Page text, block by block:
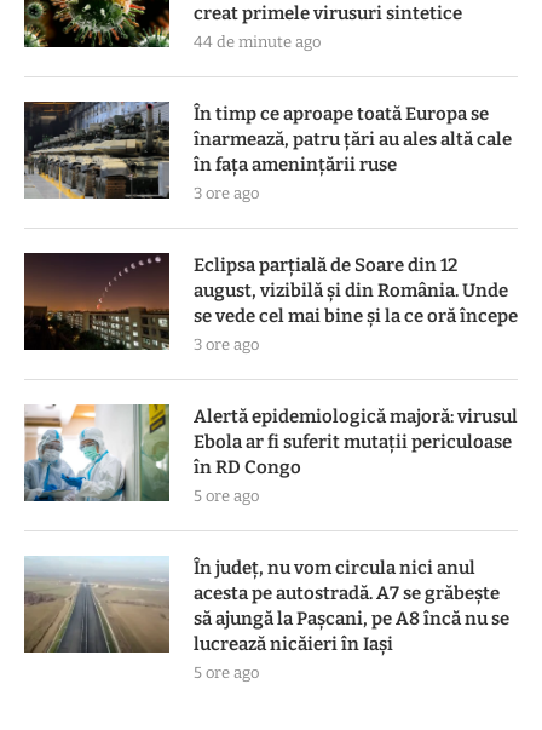
creat primele virusuri sintetice
44 de minute ago
În timp ce aproape toată Europa se
înarmează, patru ţări au ales altă cale
în faţa ameninţării ruse
3 ore ago
Eclipsa parțială de Soare din 12
august, vizibilă și din România. Unde
se vede cel mai bine și la ce oră începe
3 ore ago
Alertă epidemiologică majoră: virusul
Ebola ar fi suferit mutații periculoase
în RD Congo
5 ore ago
În județ, nu vom circula nici anul
acesta pe autostradă. A7 se grăbește
să ajungă la Pașcani, pe A8 încă nu se
lucrează nicăieri în Iași
5 ore ago